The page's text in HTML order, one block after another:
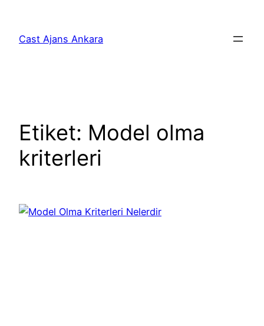
Cast Ajans Ankara
Etiket: Model olma
kriterleri